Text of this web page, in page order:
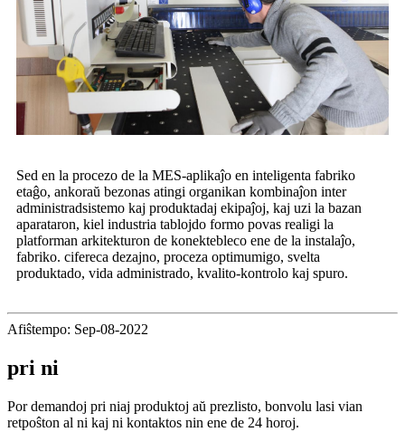
Sed en la procezo de la MES-aplikaĵo en inteligenta fabriko
etaĝo, ankoraŭ bezonas atingi organikan kombinaĵon inter
administradsistemo kaj produktadaj ekipaĵoj, kaj uzi la bazan
aparataron, kiel industria tablojdo formo povas realigi la
platforman arkitekturon de konektebleco ene de la instalaĵo,
fabriko. cifereca dezajno, proceza optimumigo, svelta
produktado, vida administrado, kvalito-kontrolo kaj spuro.
Afiŝtempo: Sep-08-2022
pri ni
Por demandoj pri niaj produktoj aŭ prezlisto, bonvolu lasi vian
retpoŝton al ni kaj ni kontaktos nin ene de 24 horoj.